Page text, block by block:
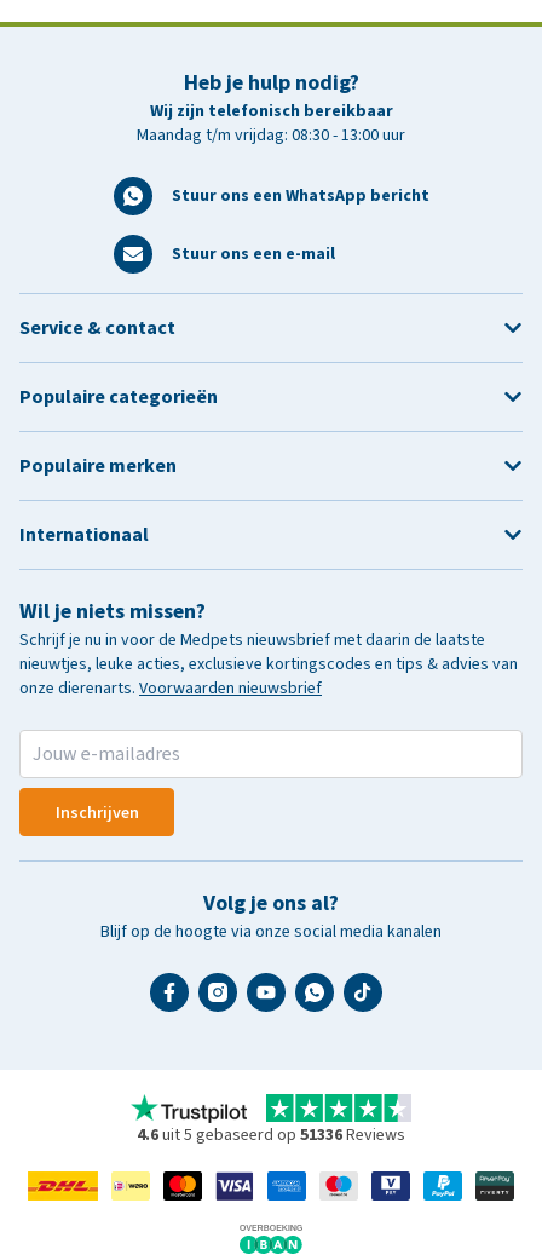
Heb je hulp nodig?
Wij zijn telefonisch bereikbaar
Maandag t/m vrijdag: 08:30 - 13:00 uur
Stuur ons een WhatsApp bericht
Stuur ons een e-mail
Wil je niets missen?
Schrijf je nu in voor de Medpets nieuwsbrief met daarin de laatste
nieuwtjes, leuke acties, exclusieve kortingscodes en tips & advies van
onze dierenarts. Voorwaarden nieuwsbrief
Inschrijven
Volg je ons al?
Blijf op de hoogte via onze social media kanalen
Service & contact
Populaire categorieën
Populaire merken
Internationaal
4.6uit 5 gebaseerd op 51336Reviews